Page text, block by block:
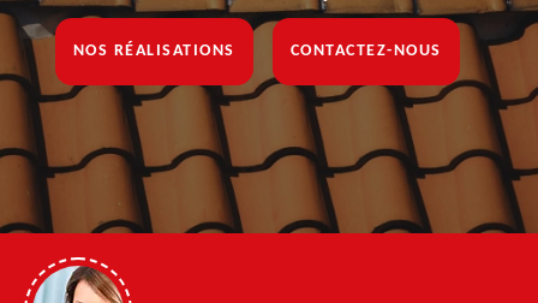
NOS RÉALISATIONS CONTACTEZ-NOUS